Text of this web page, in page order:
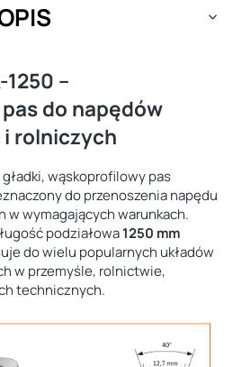
–
do napędów
i rolniczych
wąskoprofilowy pas
do przenoszenia napędu
w wymagających warunkach.
podziałowa1250 mm
do wielu popularnych układów
w przemyśle, rolnictwie,
technicznych.